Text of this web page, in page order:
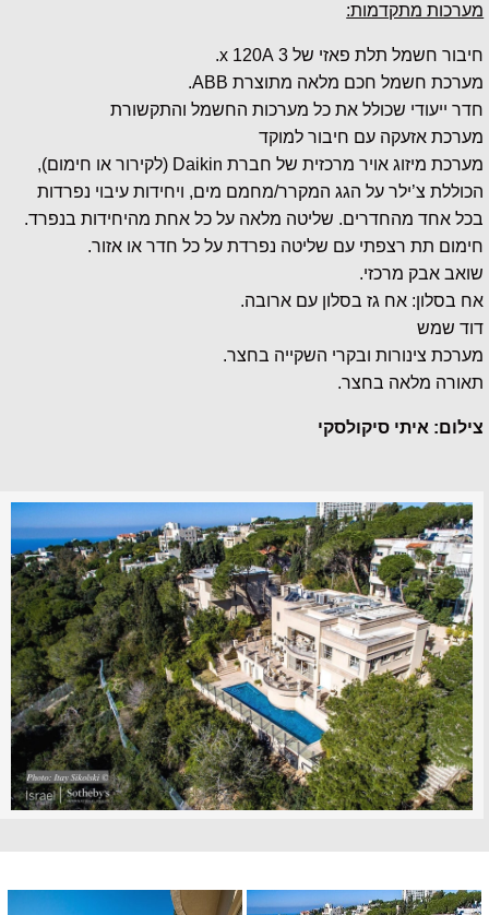
מערכות מתקדמות:
חיבור חשמל תלת פאזי של 3 x 120A.
מערכת חשמל חכם מלאה מתוצרת ABB.
חדר ייעודי שכולל את כל מערכות החשמל והתקשורת
מערכת אזעקה עם חיבור למוקד
מערכת מיזוג אויר מרכזית של חברת Daikin (לקירור או חימום),
הכוללת צ’ילר על הגג המקרר/מחמם מים, ויחידות עיבוי נפרדות
בכל אחד מהחדרים. שליטה מלאה על כל אחת מהיחידות בנפרד.
חימום תת רצפתי עם שליטה נפרדת על כל חדר או אזור.
שואב אבק מרכזי.
אח בסלון: אח גז בסלון עם ארובה.
דוד שמש
מערכת צינורות ובקרי השקייה בחצר.
תאורה מלאה בחצר.
צילום: איתי סיקולסקי